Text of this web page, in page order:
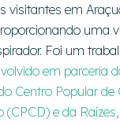
visitantes em
uma
Foi um
em parceria
Centro Popular de
(CPCD) e da